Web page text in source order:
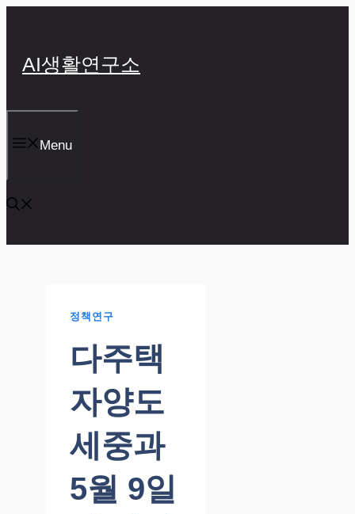
기
AI생활연구소
Menu
정책연구
다주택
자양도
세중과
5월 9일